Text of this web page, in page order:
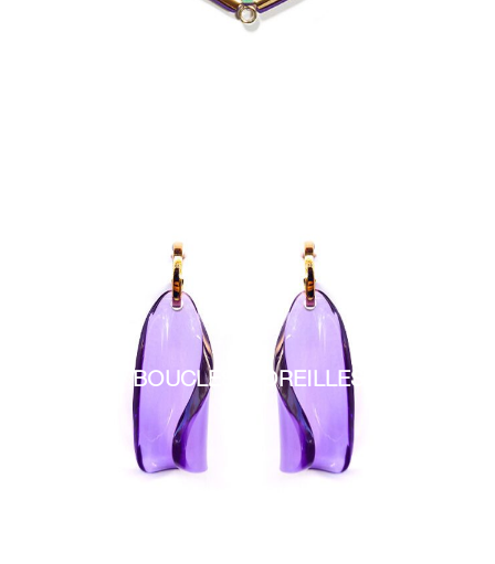
BOUCLES D'OREILLES